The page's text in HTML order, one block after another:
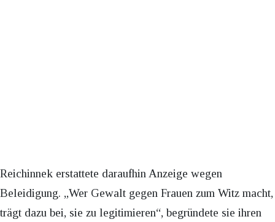
Reichinnek erstattete daraufhin Anzeige wegen
Beleidigung. „Wer Gewalt gegen Frauen zum Witz macht,
trägt dazu bei, sie zu legitimieren“, begründete sie ihren